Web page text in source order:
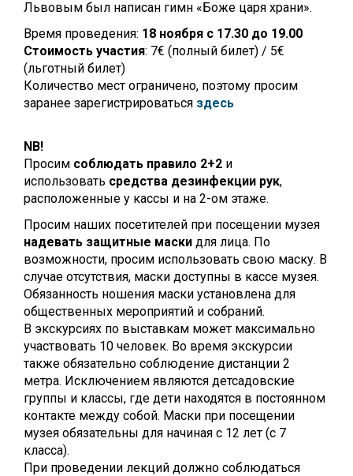
Львовым был написан гимн «Боже царя храни».
Время проведения: 18 ноября с 17.30 до 19.00
Стоимость участия: 7€ (полный билет) / 5€
(льготный билет)
Количество мест ограничено, поэтому просим
заранее зарегистрироваться здесь
NB!
Просим соблюдать правило 2+2 и
использовать средства дезинфекции рук,
расположенные у кассы и на 2-ом этаже.
Просим наших посетителей при посещении музея
надевать защитные маски для лица. По
возможности, просим использовать свою маску. В
случае отсутствия, маски доступны в кассе музея.
Обязанность ношения маски установлена для
общественных мероприятий и собраний.
В экскурсиях по выставкам может максимально
участвовать 10 человек. Во время экскурсии
также обязательно соблюдение дистанции 2
метра. Исключением являются детсадовские
группы и классы, где дети находятся в постоянном
контакте между собой. Маски при посещении
музея обязательны для начиная с 12 лет (с 7
класса).
При проведении лекций должно соблюдаться